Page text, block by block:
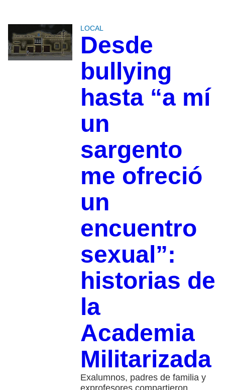
LOCAL
Desde
bullying
hasta “a mí
un
sargento
me ofreció
un
encuentro
sexual”:
historias de
la
Academia
Militarizada
Exalumnos, padres de familia y
exprofesores compartieron